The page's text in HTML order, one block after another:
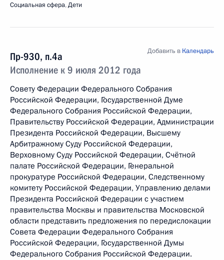
Социальная сфера,Дети
Пр-930, п.4а
Исполнение к 9 июля 2012 года
Добавить в Календарь
Совету Федерации Федерального Собрания
Российской Федерации, Государственной Думе
Федерального Собрания Российской Федерации,
Правительству Российской Федерации, Администрации
Президента Российской Федерации, Высшему
Арбитражному Суду Российской Федерации,
Верховному Суду Российской Федерации, Счётной
палате Российской Федерации, Генеральной
прокуратуре Российской Федерации, Следственному
комитету Российской Федерации, Управлению делами
Президента Российской Федерации с участием
правительства Москвы и правительства Московской
области представить предложения по передислокации
Совета Федерации Федерального Собрания
Российской Федерации, Государственной Думы
Федерального Собрания Российской Федерации.